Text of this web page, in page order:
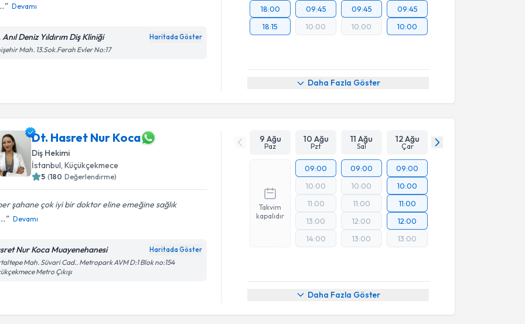
Devamı
Deniz Yıldırım Diş Kliniği Haritada Göster
Mah. 13.Sok.Ferah Evler No:17
18:00
18:15
09:45
10:00
09:45
10:00
09:45
10:00
Daha Fazla Göster
Dt. Hasret Nur Koca
Diş Hekimi
İstanbul , Küçükçekmece
5 (180 Değerlendirme)
şahane çok iyi bir doktor eline emeğine sağlık
Devamı
Nur Koca Muayenehanesi Haritada Göster
Mah. Süvari Cad.. Metropark AVM D:1 Blok no:154
Metro Çıkışı
9 Ağu
Paz
10 Ağu
Pzt
11 Ağu
Sal
12 Ağu
Çar
Takvim
kapalıdır
09:00
10:00
11:00
13:00
14:00
09:00
10:00
11:00
12:00
13:00
09:00
10:00
11:00
12:00
13:00
Daha Fazla Göster